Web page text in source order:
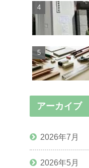
アーカイブ
2026年7月
2026年5月